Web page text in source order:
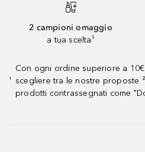
2 campioni omaggio
a tua scelta¹
¹
Con ogni ordine superiore a
scegliere tra le nostre proposte
prodotti contrassegnati come